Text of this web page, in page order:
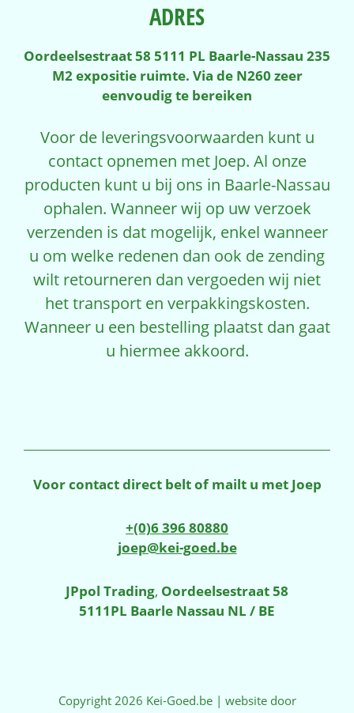
ADRES
Oordeelsestraat 58 5111 PL Baarle-Nassau 235
M2 expositie ruimte. Via de N260 zeer
eenvoudig te bereiken
Voor de leveringsvoorwaarden kunt u
contact opnemen met Joep. Al onze
producten kunt u bij ons in Baarle-Nassau
ophalen. Wanneer wij op uw verzoek
verzenden is dat mogelijk, enkel wanneer
u om welke redenen dan ook de zending
wilt retourneren dan vergoeden wij niet
het transport en verpakkingskosten.
Wanneer u een bestelling plaatst dan gaat
u hiermee akkoord.
Voor contact direct belt of mailt u met Joep
+(0)6 396 80880
joep@kei-goed.be
JPpol Trading, Oordeelsestraat 58
5111PL Baarle Nassau NL / BE
Copyright 2026 Kei-Goed.be | website door